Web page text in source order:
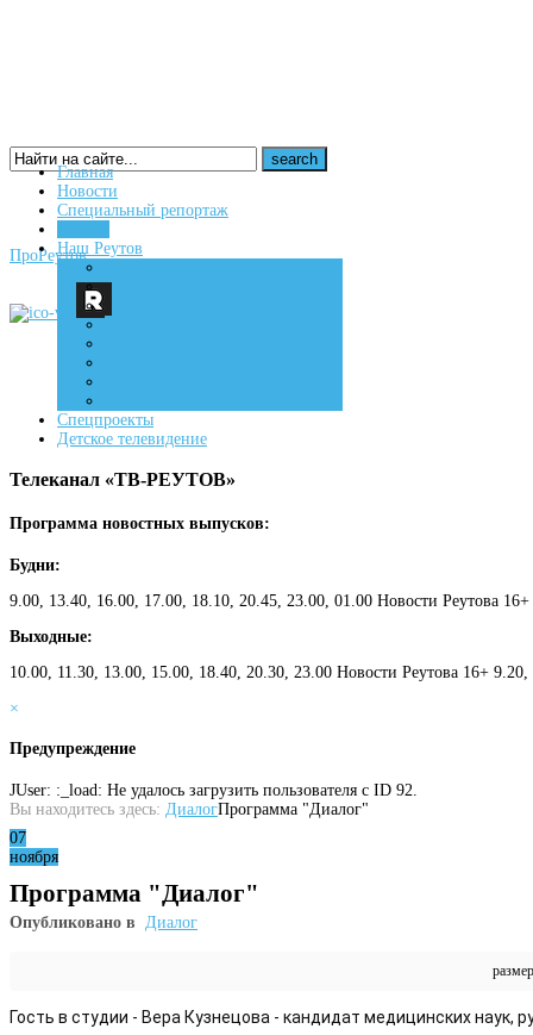
16+
ПроРеутов
Главная
Новости
Специальный репортаж
Наш Реутов
Спецпроекты
Детское телевидение
Телеканал «ТВ-РЕУТОВ»
Программа новостных выпусков:
Будни:
9.00, 13.40, 16.00, 17.00, 18.10, 20.45, 23.00, 01.00 Новости Реутова
Выходные:
10.00, 11.30, 13.00, 15.00, 18.40, 20.30, 23.00 Новости Реутова 16+
×
Предупреждение
JUser: :_load: Не удалось загрузить пользователя с ID 92.
Вы находитесь здесь: ДиалогПрограмма "Диалог"
07
ноября
Программа "Диалог"
Опубликовано в Диалог
Гость в студии - Вера Кузнецова - кандидат медицинских наук,